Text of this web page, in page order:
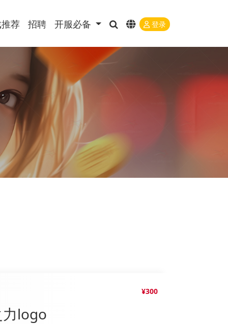
荐 招聘 开服必备 登录
¥300
logo